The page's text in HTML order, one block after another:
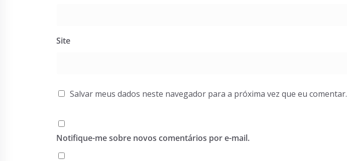
Site
Salvar meus dados neste navegador para a próxima vez que eu comentar.
Notifique-me sobre novos comentários por e-mail.